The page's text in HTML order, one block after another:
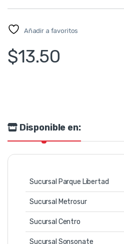
Añadir a favoritos
$13.50
Disponible en:
Sucursal Parque Libertad
Sucursal Metrosur
Sucursal Centro
Sucursal Sonsonate